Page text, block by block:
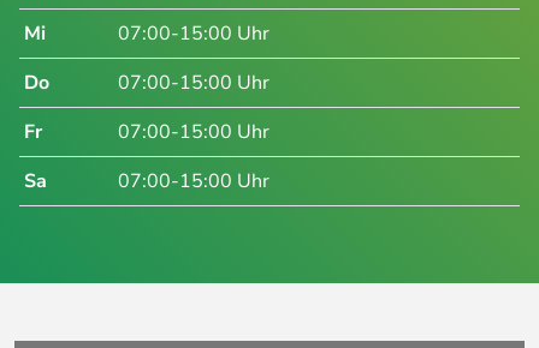
Mi
07:00-15:00 Uhr
Do
07:00-15:00 Uhr
Fr
07:00-15:00 Uhr
Sa
07:00-15:00 Uhr